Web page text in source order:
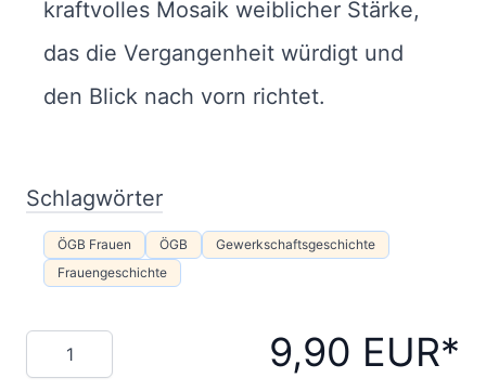
kraftvolles Mosaik weiblicher Stärke,
das die Vergangenheit würdigt und
den Blick nach vorn richtet.
Schlagwörter
ÖGB Frauen ÖGB
Gewerkschaftsgeschichte
Frauengeschichte
Menge 9,90 EUR